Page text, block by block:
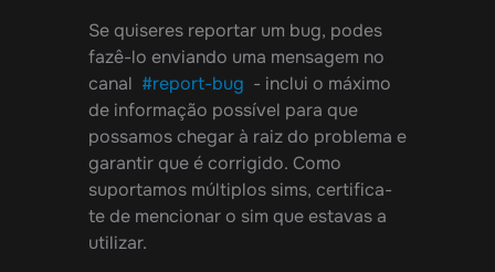
Se quiseres reportar um bug, podes
fazê-lo enviando uma mensagem no
canal #report-bug - inclui o máximo
de informação possível para que
possamos chegar à raiz do problema e
garantir que é corrigido. Como
suportamos múltiplos sims, certifica-
te de mencionar o sim que estavas a
utilizar.